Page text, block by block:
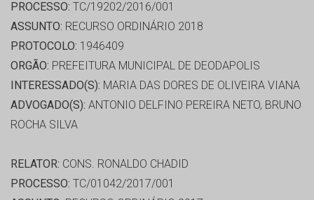
PROCESSO: TC/19202/2016/001
ASSUNTO: RECURSO ORDINÁRIO 2018
PROTOCOLO: 1946409
ORGÃO: PREFEITURA MUNICIPAL DE DEODAPOLIS
INTERESSADO(S): MARIA DAS DORES DE OLIVEIRA VIANA
ADVOGADO(S): ANTONIO DELFINO PEREIRA NETO, BRUNO
ROCHA SILVA
RELATOR: CONS. RONALDO CHADID
PROCESSO: TC/01042/2017/001